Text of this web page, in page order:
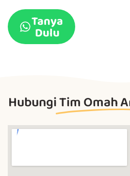
Tanya
Dulu
HubungiTim Omah